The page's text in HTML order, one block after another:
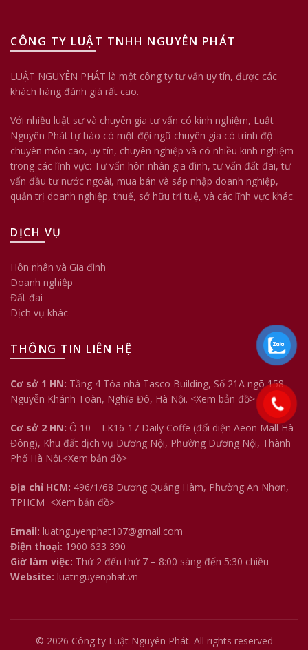
CÔNG TY LUẬT TNHH NGUYÊN PHÁT
LUẬT NGUYÊN PHÁT là một công ty tư vấn uy tín, được các
khách hàng đánh giá rất cao.
Với nhiều luật sư và chuyên gia tư vấn có kinh nghiệm, Luật
Nguyên Phát tự hào có một đội ngũ chuyên gia có trình độ
chuyên môn cao, uy tín, chuyên nghiệp và có nhiều kinh nghiệm
trong các lĩnh vực: Tư vấn hôn nhân gia đình, tư vấn đất đai, tư
vấn đầu tư nước ngoài, mua bán và sáp nhập doanh nghiệp,
quản trị doanh nghiệp, thuế, sở hữu trí tuệ, và các lĩnh vực khác.
DỊCH VỤ
Hôn nhân và Gia đình
Doanh nghiệp
Đất đai
Dịch vụ khác
THÔNG TIN LIÊN HỆ
Cơ sở 1 HN: Tầng 4 Tòa nhà Tasco Building, Số 21A ngõ 158
Nguyễn Khánh Toàn, Nghĩa Đô, Hà Nội. <Xem bản đồ>
Cơ sở 2 HN: Ô 10 – LK16-17 Daily Coffe (đối diện Aeon Mall Hà
Đông), Khu đất dịch vụ Dương Nội, Phường Dương Nội, Thành
Phố Hà Nội.<Xem bản đồ>
Địa chỉ HCM: 496/1/68 Dương Quảng Hàm, Phường An Nhơn,
TPHCM <Xem bản đồ>
Email: luatnguyenphat107@gmail.com
Điện thoại: 1900 633 390
Giờ làm việc: Thứ 2 đến thứ 7 – 8:00 sáng đến 5:30 chiều
Website: luatnguyenphat.vn
© 2026 Công ty Luật Nguyên Phát. All rights reserved